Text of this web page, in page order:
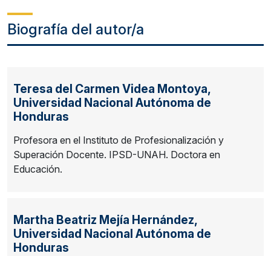
Biografía del autor/a
Teresa del Carmen Videa Montoya,
Universidad Nacional Autónoma de
Honduras
Profesora en el Instituto de Profesionalización y
Superación Docente. IPSD-UNAH. Doctora en
Educación.
Martha Beatriz Mejía Hernández,
Universidad Nacional Autónoma de
Honduras